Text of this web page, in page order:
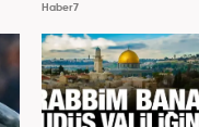
Haber7